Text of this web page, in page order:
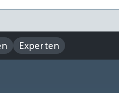
Experten